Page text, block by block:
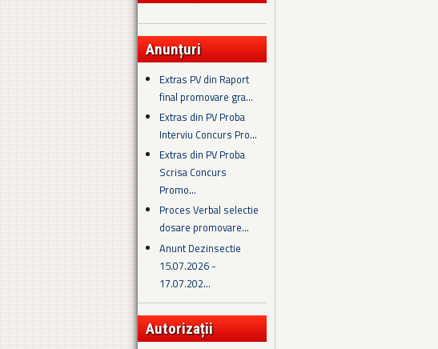
Anunțuri
Extras PV din Raport
final promovare gra...
Extras din PV Proba
Interviu Concurs Pro...
Extras din PV Proba
Scrisa Concurs
Promo...
Proces Verbal selectie
dosare promovare...
Anunt Dezinsectie
15.07.2026 -
17.07.202...
Autorizații